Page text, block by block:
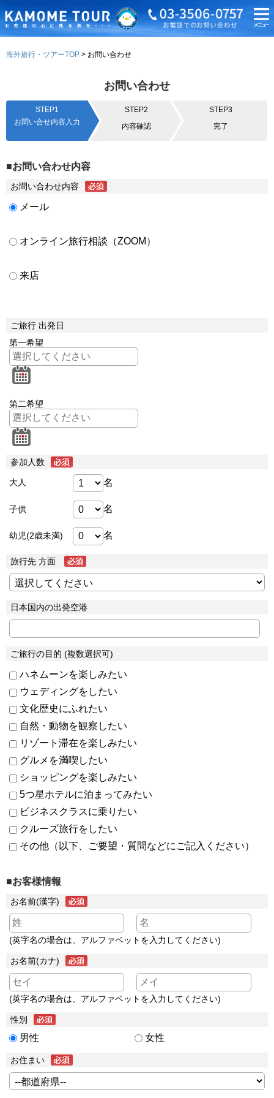
海外旅行・ツアーTOP お問い合わせ
お問い合わせ
STEP1
お問い合せ内容入力
STEP2
内容確認
STEP3
完了
■お問い合わせ内容
お問い合わせ内容
メール
オンライン旅行相談（ZOOM）
来店
ご旅行 出発日
第一希望
第二希望
参加人数
大人 名
子供 名
幼児(2歳未満) 名
旅行先 方面
日本国内の出発空港
ご旅行の目的 (複数選択可)
ハネムーンを楽しみたい
ウェディングをしたい
文化歴史にふれたい
自然・動物を観察したい
リゾート滞在を楽しみたい
グルメを満喫したい
ショッピングを楽しみたい
5つ星ホテルに泊まってみたい
ビジネスクラスに乗りたい
クルーズ旅行をしたい
その他（以下、ご要望・質問などにご記入ください）
■お客様情報
お名前(漢字)
(英字名の場合は、アルファベットを入力してください)
お名前(カナ)
(英字名の場合は、アルファベットを入力してください)
性別
男性 女性
お住まい